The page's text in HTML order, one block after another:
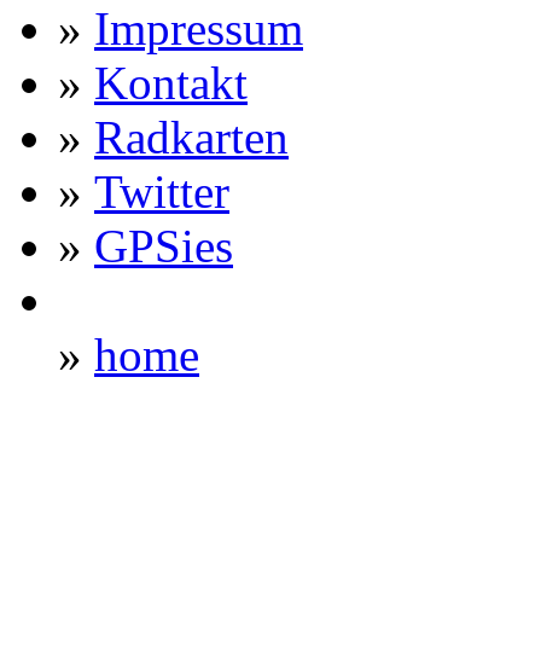
» Impressum
» Kontakt
» Radkarten
» Twitter
» GPSies
» home